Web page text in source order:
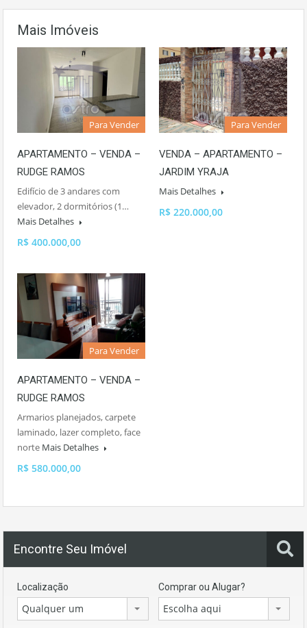
Mais Imóveis
Para Vender
APARTAMENTO – VENDA –
RUDGE RAMOS
Edifício de 3 andares com
elevador, 2 dormitórios (1…
Mais Detalhes
R$ 400.000,00
Para Vender
VENDA – APARTAMENTO –
JARDIM YRAJA
Mais Detalhes
R$ 220.000,00
Para Vender
APARTAMENTO – VENDA –
RUDGE RAMOS
Armarios planejados, carpete
laminado, lazer completo, face
norte Mais Detalhes
R$ 580.000,00
Encontre Seu Imóvel
Localização
Qualquer um
Comprar ou Alugar?
Escolha aqui